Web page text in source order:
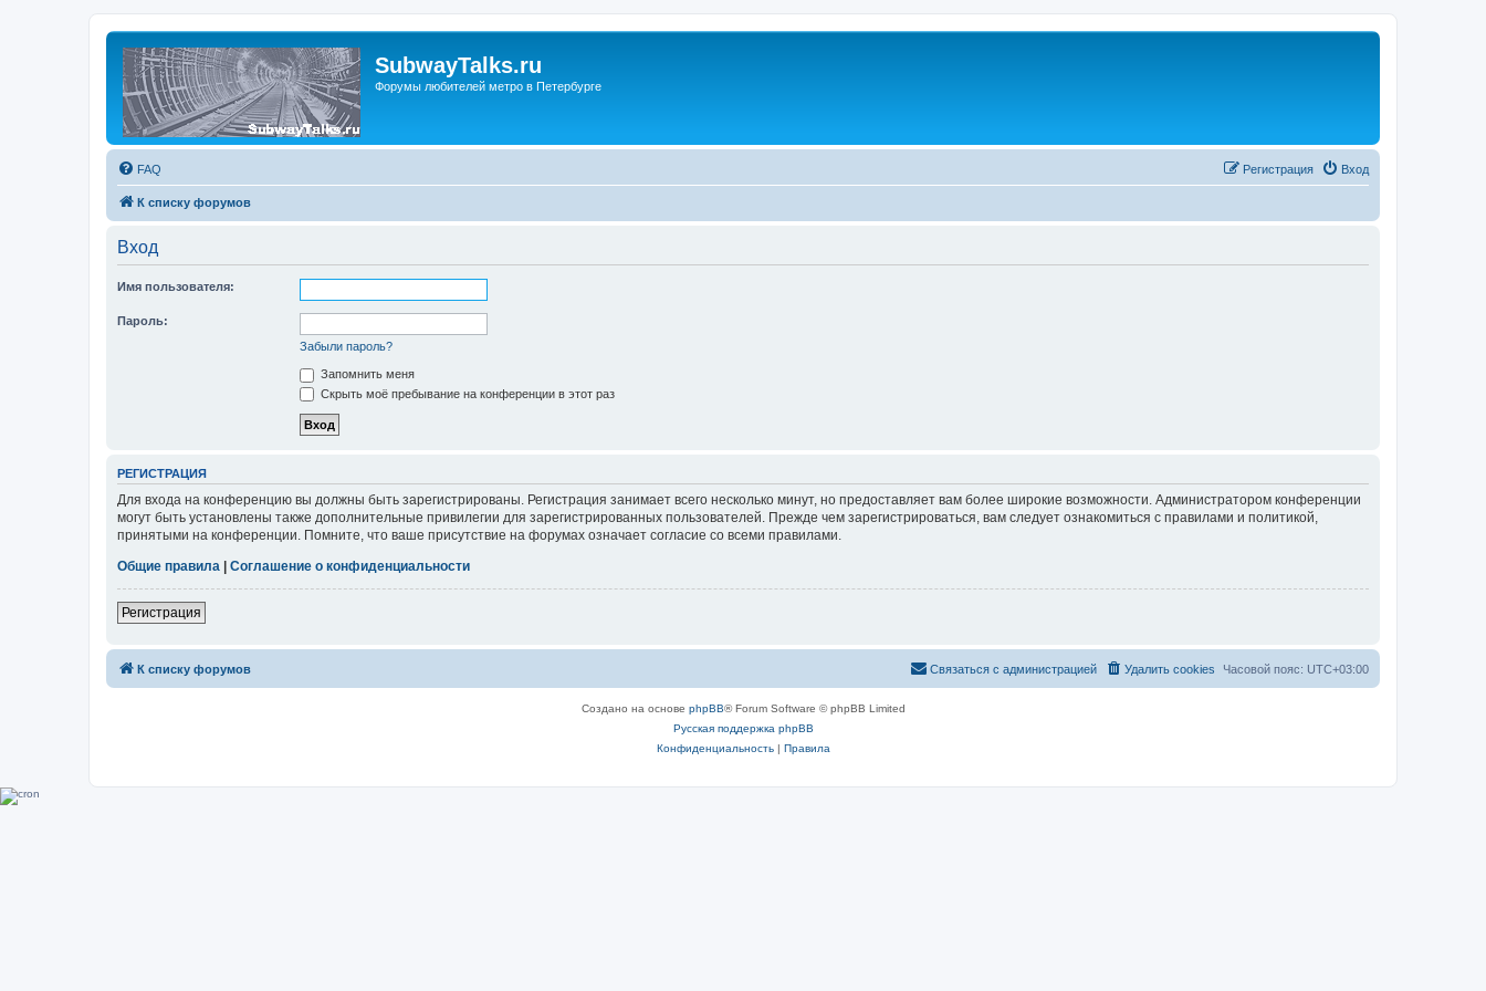
SubwayTalks.ru
Форумы любителей метро в Петербурге
FAQ Вход
Регистрация
К списку форумов
Вход
Имя пользователя:
Пароль:
Забыли пароль?
Запомнить меня
Скрыть моё пребывание на конференции в этот раз
РЕГИСТРАЦИЯ
Для входа на конференцию вы должны быть зарегистрированы. Регистрация занимает всего несколько минут, но предоставляет вам более широкие возможности. Администратором конференции
могут быть установлены также дополнительные привилегии для зарегистрированных пользователей. Прежде чем зарегистрироваться, вам следует ознакомиться с правилами и политикой,
принятыми на конференции. Помните, что ваше присутствие на форумах означает согласие со всеми правилами.
Общие правила | Соглашение о конфиденциальности
Регистрация
К списку форумов Часовой пояс: UTC+03:00
Удалить cookies
Связаться с администрацией
Создано на основе phpBB® Forum Software © phpBB Limited
Русская поддержка phpBB
Конфиденциальность| Правила